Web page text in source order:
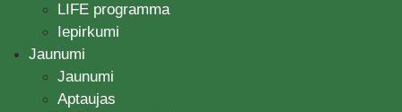
LIFE programma
Iepirkumi
Jaunumi
Jaunumi
Aptaujas